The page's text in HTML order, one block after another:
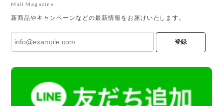
Mail Magazine
新商品やキャンペーンなどの最新情報をお届けいたします。
登録